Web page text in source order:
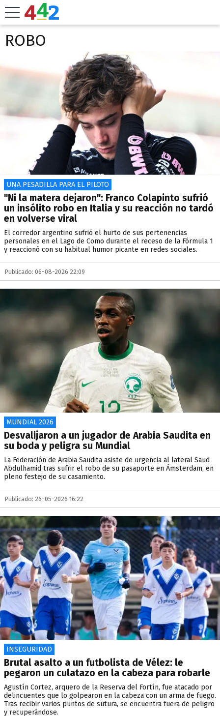
ROBO
UNA PESADILLA PARA EL PILOTO
"Ni la matera dejaron": Franco Colapinto sufrió
un insólito robo en Italia y su reacción no tardó
en volverse viral
El corredor argentino sufrió el hurto de sus pertenencias
personales en el Lago de Como durante el receso de la Fórmula 1
y reaccionó con su habitual humor picante en redes sociales.
Publicado: 06-08-2026 22:09
MUNDIAL 2026
Desvalijaron a un jugador de Arabia Saudita en
su boda y peligra su Mundial
La Federación de Arabia Saudita asiste de urgencia al lateral Saud
Abdulhamid tras sufrir el robo de su pasaporte en Ámsterdam, en
pleno festejo de su casamiento.
Publicado: 26-05-2026 16:22
INSEGURIDAD
Brutal asalto a un futbolista de Vélez: le
pegaron un culatazo en la cabeza para robarle
Agustín Cortez, arquero de la Reserva del Fortín, fue atacado por
delincuentes que lo golpearon en la cabeza con un arma de fuego.
Tras recibir varios puntos de sutura, se encuentra fuera de peligro
y recuperándose.